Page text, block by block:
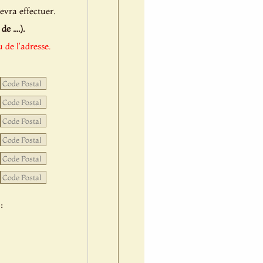
effectuer.
....).
l'adresse.